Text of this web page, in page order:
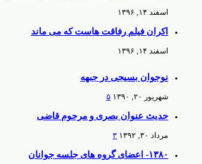
اسفند ۱۴, ۱۳۹۶
اکران فیلم رفاقت هاست که می ماند
اسفند ۱۴, ۱۳۹۶
نوجوان بسیجی در جبهه
شهریور ۲۰, ۱۳۹۰ ۵
حدیث عنوان بصری و مرحوم قاضی
مرداد ۳۰, ۱۳۹۲ ۳
۱۳۸۰- اعضای گروه های جلسه جوانان